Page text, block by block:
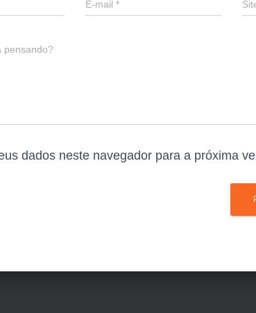
E-mail*
pensando?
dados neste navegador para a próxima